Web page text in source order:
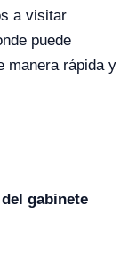
a visitar
puede
manera rápida y
gabinete